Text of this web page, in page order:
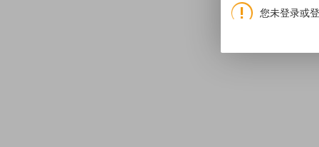
您未登录或